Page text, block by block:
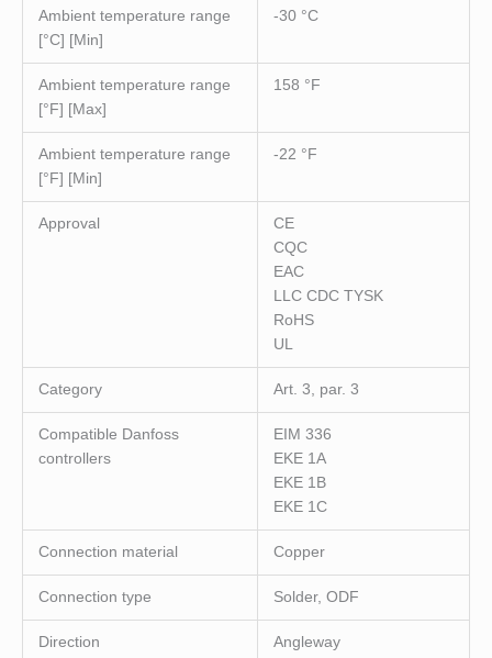
Ambient temperature range
[°C] [Min]
-30 °C
Ambient temperature range
[°F] [Max]
158 °F
Ambient temperature range
[°F] [Min]
-22 °F
Approval
CE
CQC
EAC
LLC CDC TYSK
RoHS
UL
Category Art. 3, par. 3
Compatible Danfoss
controllers
EIM 336
EKE 1A
EKE 1B
EKE 1C
Connection material Copper
Connection type Solder, ODF
Direction Angleway